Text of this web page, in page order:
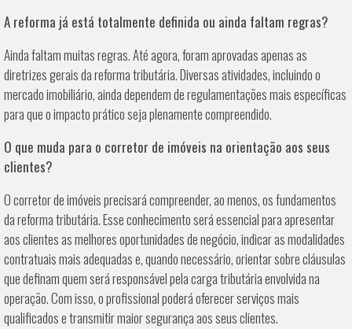
A reforma já está totalmente definida ou ainda faltam regras?
Ainda faltam muitas regras. Até agora, foram aprovadas apenas as
diretrizes gerais da reforma tributária. Diversas atividades, incluindo o
mercado imobiliário, ainda dependem de regulamentações mais específicas
para que o impacto prático seja plenamente compreendido.
O que muda para o corretor de imóveis na orientação aos seus
clientes?
O corretor de imóveis precisará compreender, ao menos, os fundamentos
da reforma tributária. Esse conhecimento será essencial para apresentar
aos clientes as melhores oportunidades de negócio, indicar as modalidades
contratuais mais adequadas e, quando necessário, orientar sobre cláusulas
que definam quem será responsável pela carga tributária envolvida na
operação. Com isso, o profissional poderá oferecer serviços mais
qualificados e transmitir maior segurança aos seus clientes.